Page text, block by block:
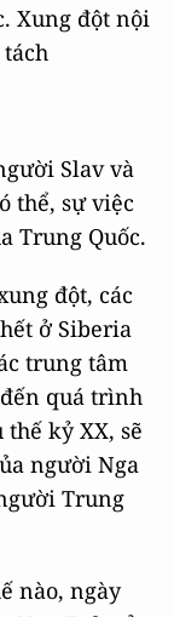
Xung đột nội
Slav và
thể, sự việc
Trung Quốc.
đột, các
ở Siberia
trung tâm
quá trình
kỷ XX, sẽ
người Nga
Trung
nào, ngày